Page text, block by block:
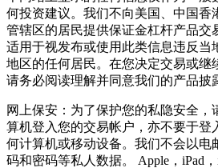
何投资建议。我们不向美国、中国香
管辖区的居民提供保证金杠杆产品交
适用于视发布或使用此类信息违反当
地区的任何居民。在您决定交易或继
请务必阅读理解并同意我们的产品披
网上保安：为了保护您的私隐安全，
算机登入您的交易帐户，亦不要于登
何计算机或移动设备。我们不会以电
码和密码等私人数据。 Apple，iPad，